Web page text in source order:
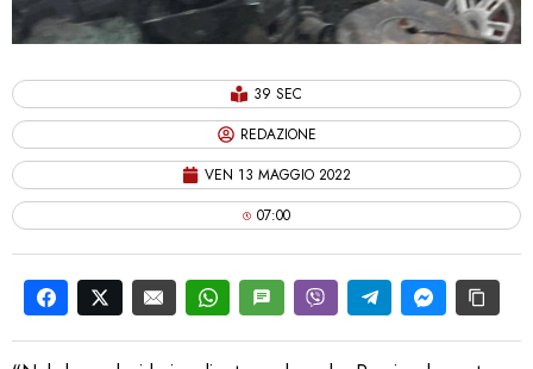
39 SEC
REDAZIONE
VEN 13 MAGGIO 2022
07:00